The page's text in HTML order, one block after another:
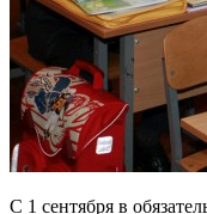
С 1 сентября в